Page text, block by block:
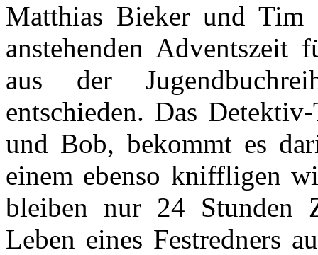
Matthias Bieker und Tim
anstehenden
aus der
entschieden. Das
und Bob, bekommt es
einem ebenso kniffligen
bleiben nur 24 Stunden
Leben eines Festredners